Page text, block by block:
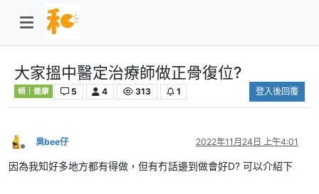
大家搵中醫定治療師做正骨復位?
傾｜健康 5 4 313 1 登入後回覆
離線
臭bee仔 2022年11月24日 上午4:01
因為我知好多地方都有得做，但有冇話邊到做會好D? 可以介紹下